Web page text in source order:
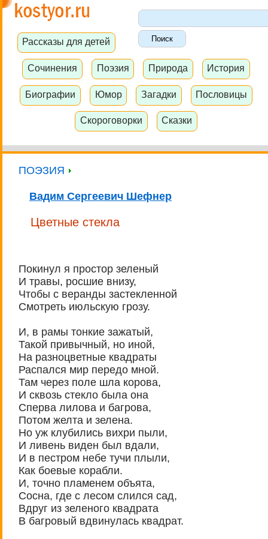
Рассказы для детей
Сочинения Поэзия Природа История
Биографии Юмор Загадки Пословицы
Скороговорки Сказки
ПОЭЗИЯ
Вадим Сергеевич Шефнер
Цветные стекла
Покинул я простор зеленый
И травы, росшие внизу,
Чтобы с веранды застекленной
Смотреть июльскую грозу.
И, в рамы тонкие зажатый,
Такой привычный, но иной,
На разноцветные квадраты
Распался мир передо мной.
Там через поле шла корова,
И сквозь стекло была она
Сперва лилова и багрова,
Потом желта и зелена.
Но уж клубились вихри пыли,
И ливень виден был вдали,
И в пестром небе тучи плыли,
Как боевые корабли.
И, точно пламенем объята,
Сосна, где с лесом слился сад,
Вдруг из зеленого квадрата
В багровый вдвинулась квадрат.